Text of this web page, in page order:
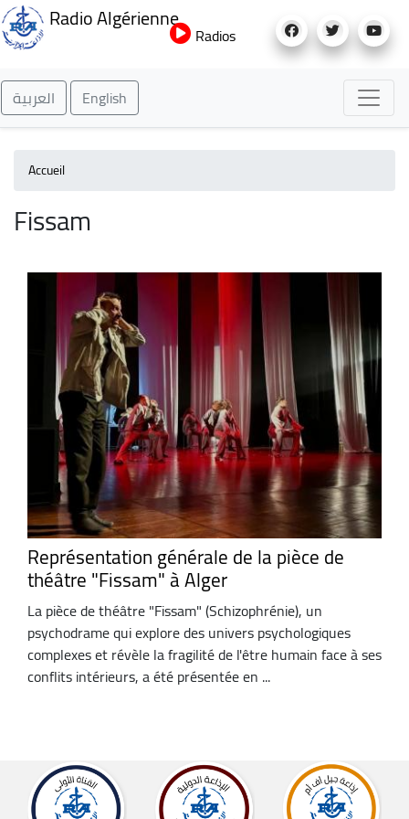
au
Radio Algérienne
Radios
العربية English
Accueil
Fissam
Représentation générale de la pièce de
théâtre "Fissam" à Alger
La pièce de théâtre "Fissam" (Schizophrénie), un
psychodrame qui explore des univers psychologiques
complexes et révèle la fragilité de l'être humain face à ses
conflits intérieurs, a été présentée en ...